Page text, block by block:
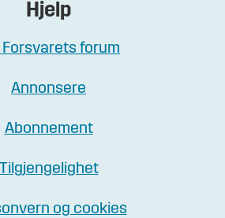
Hjelp
Forsvarets forum
Annonsere
Abonnement
Tilgjengelighet
og cookies